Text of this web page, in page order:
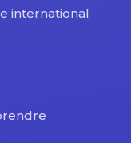
international